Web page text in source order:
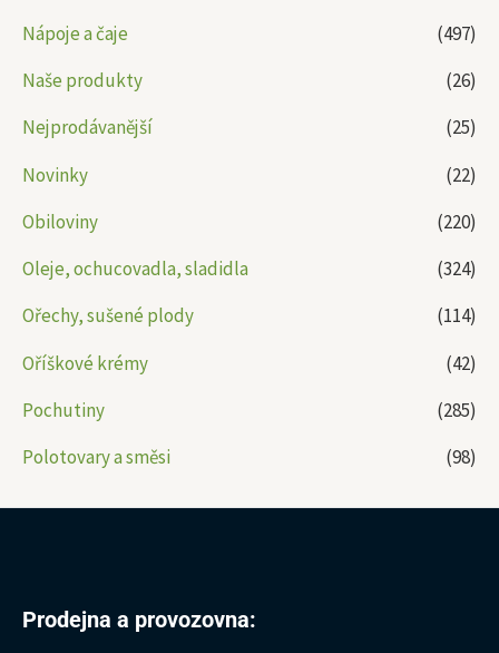
Nápoje a čaje
(497)
Naše produkty
(26)
Nejprodávanější
(25)
Novinky
(22)
Obiloviny
(220)
Oleje, ochucovadla, sladidla
(324)
Ořechy, sušené plody
(114)
Oříškové krémy
(42)
Pochutiny
(285)
Polotovary a směsi
(98)
Prodejna a provozovna: